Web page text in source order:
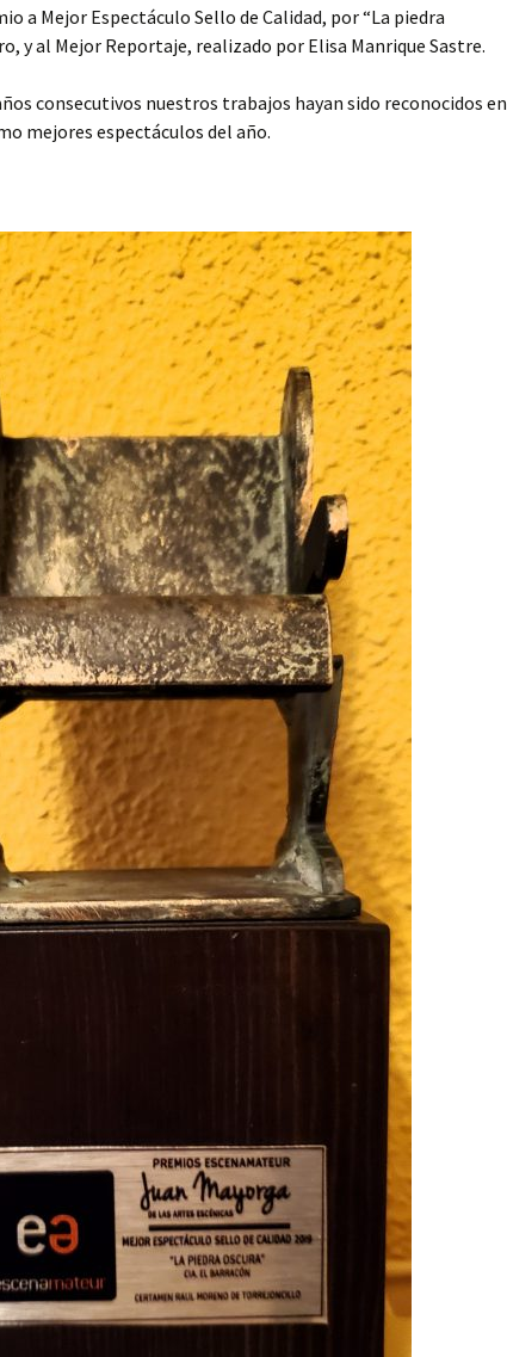
a Mejor Espectáculo Sello de Calidad, por “La piedra
y al Mejor Reportaje, realizado por Elisa Manrique Sastre.
consecutivos nuestros trabajos hayan sido reconocidos en
mejores espectáculos del año.